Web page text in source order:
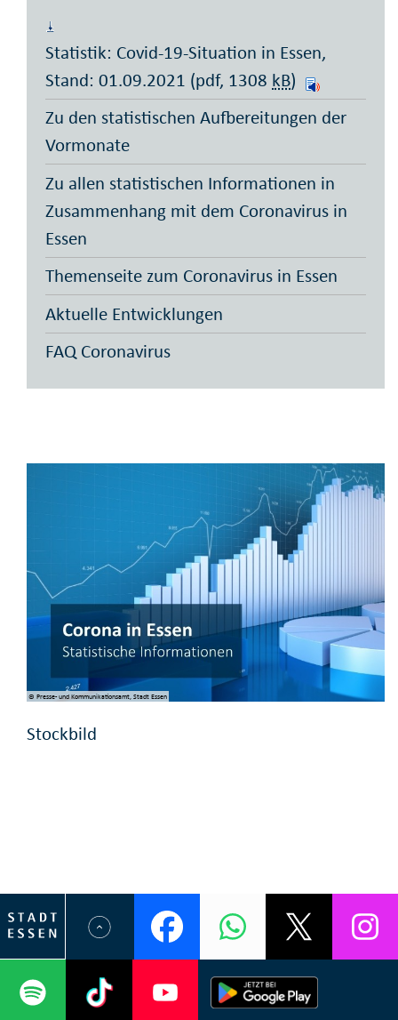
Statistik: Covid-19-Situation in Essen,
Stand: 01.09.2021 (pdf, 1308 kB)
Zu den statistischen Aufbereitungen der
Vormonate
Zu allen statistischen Informationen in
Zusammenhang mit dem Coronavirus in
Essen
Themenseite zum Coronavirus in Essen
Aktuelle Entwicklungen
FAQ Coronavirus
© Presse- und Kommunikationsamt, Stadt Essen
Stockbild